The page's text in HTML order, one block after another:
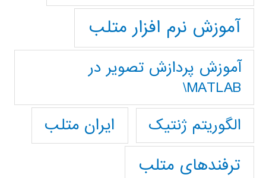
آموزش نرم افزار متلب
آموزش پردازش تصوير در
MATLAB\
الگوریتم ژنتیک
ایران متلب
ترفندهای متلب